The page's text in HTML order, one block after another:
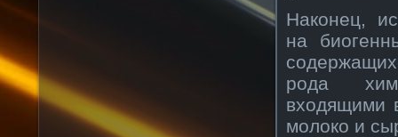
Наконец,
на
рода
входящими
молоко и